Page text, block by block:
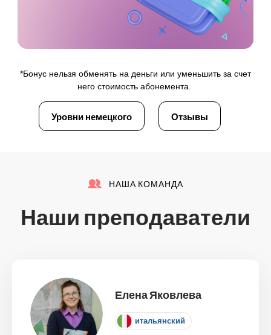
*Бонус нельзя обменять на деньги или уменьшить за счет
него стоимость абонемента.
Уровни немецкого Отзывы
НАША КОМАНДА
Наши преподаватели
Елена Яковлева
итальянский